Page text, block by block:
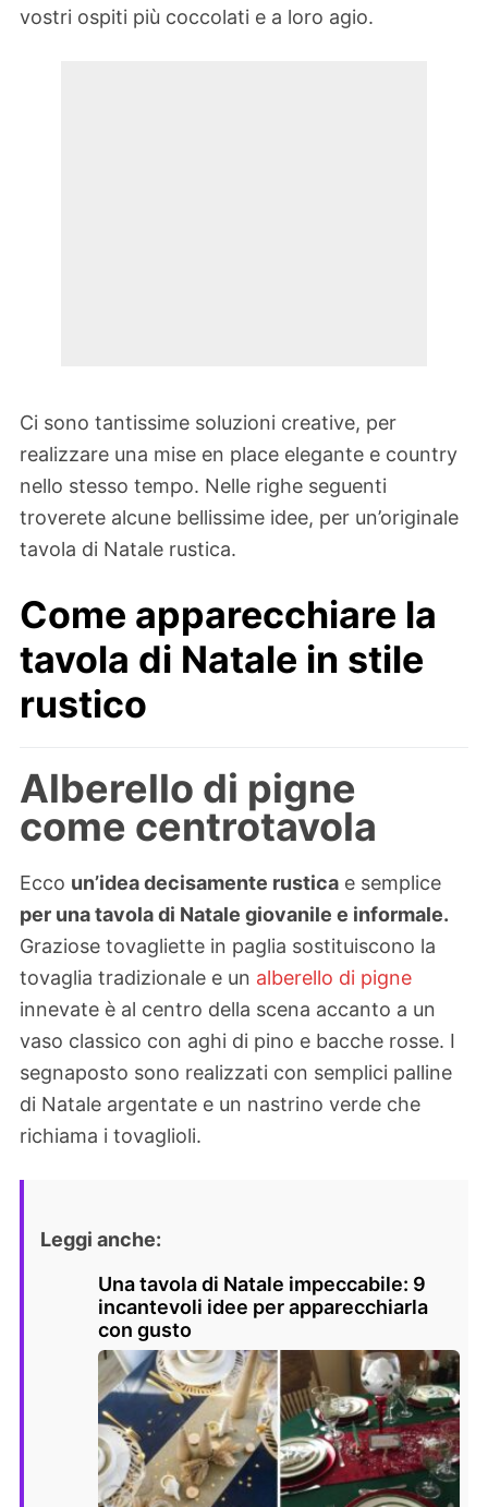
vostri ospiti più coccolati e a loro agio.
Ci sono tantissime soluzioni creative, per
realizzare una mise en place elegante e country
nello stesso tempo. Nelle righe seguenti
troverete alcune bellissime idee, per un’originale
tavola di Natale rustica.
Come apparecchiare la
tavola di Natale in stile
rustico
Alberello di pigne
come centrotavola
Ecco un’idea decisamente rustica e semplice
per una tavola di Natale giovanile e informale.
Graziose tovagliette in paglia sostituiscono la
tovaglia tradizionale e un alberello di pigne
innevate è al centro della scena accanto a un
vaso classico con aghi di pino e bacche rosse. I
segnaposto sono realizzati con semplici palline
di Natale argentate e un nastrino verde che
richiama i tovaglioli.
Leggi anche:
Una tavola di Natale impeccabile: 9
incantevoli idee per apparecchiarla
con gusto